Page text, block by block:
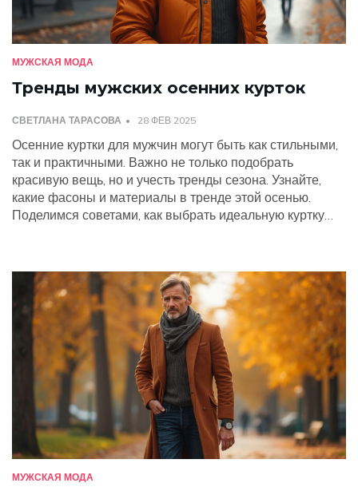
МУЖСКАЯ МОДА
Тренды мужских осенних курток
СВЕТЛАНА ТАРАСОВА 28 ФЕВ 2025
Осенние куртки для мужчин могут быть как стильными,
так и практичными. Важно не только подобрать
красивую вещь, но и учесть тренды сезона. Узнайте,
какие фасоны и материалы в тренде этой осенью.
Поделимся советами, как выбрать идеальную куртку
МУЖСКАЯ МОДА